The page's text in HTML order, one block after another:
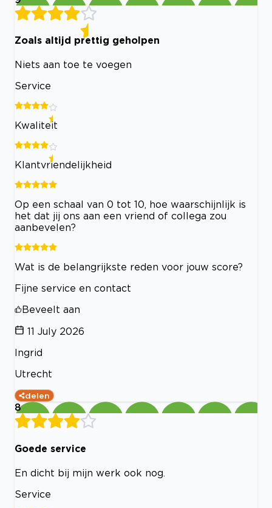
Zoals altijd prettig geholpen
Niets aan toe te voegen
Service
Kwaliteit
Klantvriendelijkheid
Op een schaal van 0 tot 10, hoe waarschijnlijk is
het dat jij ons aan een vriend of collega zou
aanbevelen?
Wat is de belangrijkste reden voor jouw score?
Fijne service en contact
Beveelt aan
11 July 2026
Ingrid
Utrecht
delen
8
Goede service
En dicht bij mijn werk ook nog.
Service